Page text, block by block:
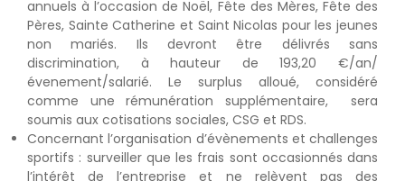
annuels à l’occasion de Noël, Fête des Mères, Fête des
Pères, Sainte Catherine et Saint Nicolas pour les jeunes
non mariés. Ils devront être délivrés sans
discrimination, à hauteur de 193,20 €/an/
évenement/salarié. Le surplus alloué, considéré
comme une rémunération supplémentaire, sera
soumis aux cotisations sociales, CSG et RDS.
Concernant l’organisation d’évènements et challenges
sportifs : surveiller que les frais sont occasionnés dans
l’intérêt de l’entreprise et ne relèvent pas des